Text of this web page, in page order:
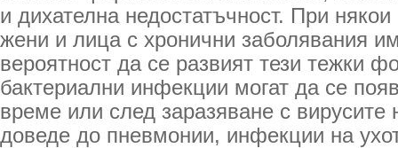
и дихателна недостатъчност. При
жени и лица с хронични заболявания
вероятност да се развият тези тежки
бактериални инфекции могат да се
време или след заразяване с вирусите
доведе до пневмонии, инфекции на